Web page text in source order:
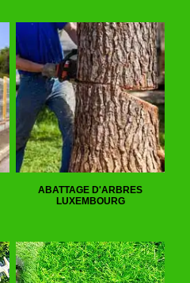
ABATTAGE D'ARBRES
LUXEMBOURG